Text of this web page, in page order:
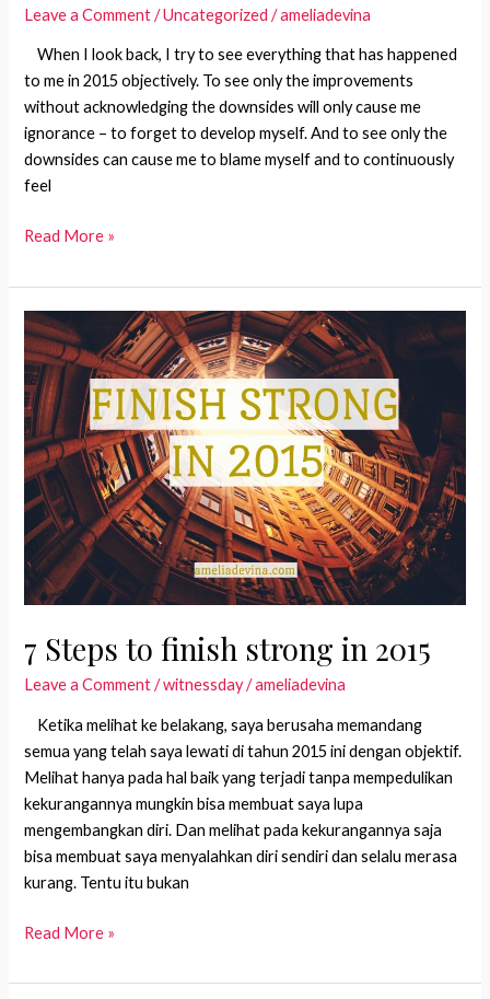
Leave a Comment /Uncategorized /ameliadevina
When I look back, I try to see everything that has happened
to me in 2015 objectively. To see only the improvements
without acknowledging the downsides will only cause me
ignorance – to forget to develop myself. And to see only the
downsides can cause me to blame myself and to continuously
feel
7
to
finish
strong
in
2015
Read More »
7 Steps to finish strong in 2015
Leave a Comment /witnessday/ameliadevina
Ketika melihat ke belakang, saya berusaha memandang
semua yang telah saya lewati di tahun 2015 ini dengan objektif.
Melihat hanya pada hal baik yang terjadi tanpa mempedulikan
kekurangannya mungkin bisa membuat saya lupa
mengembangkan diri. Dan melihat pada kekurangannya saja
bisa membuat saya menyalahkan diri sendiri dan selalu merasa
kurang. Tentu itu bukan
7
to
Read More »